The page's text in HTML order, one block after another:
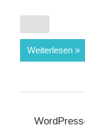
Weiterlesen